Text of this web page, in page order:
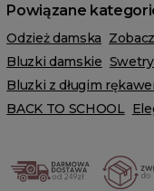
Powiązane
Odzież damska
Bluzki damskie
Bluzki z długim
BACK TO SCHOOL